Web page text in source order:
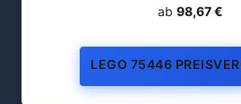
ab 98,67 €
LEGO 75446